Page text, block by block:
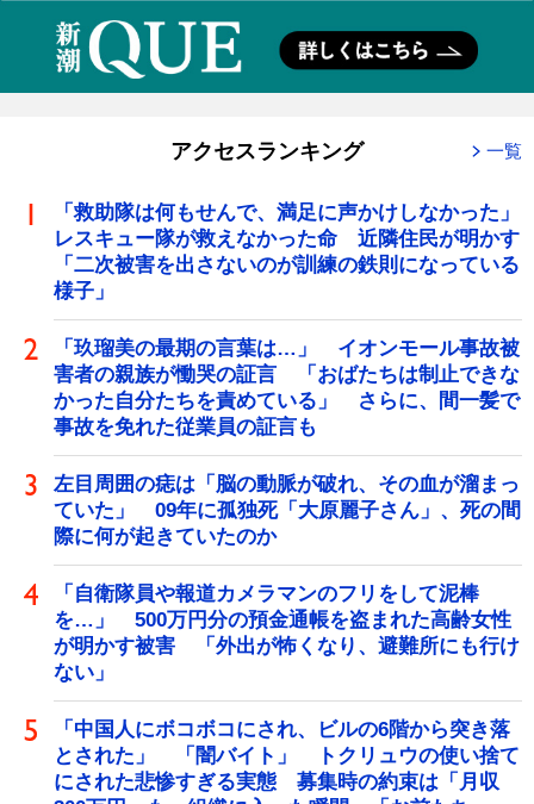
アクセスランキング 一覧
「救助隊は何もせんで、満足に声かけしなかった」
レスキュー隊が救えなかった命 近隣住民が明かす
「二次被害を出さないのが訓練の鉄則になっている
様子」
「玖瑠美の最期の言葉は…」 イオンモール事故被
害者の親族が慟哭の証言 「おばたちは制止できな
かった自分たちを責めている」 さらに、間一髪で
事故を免れた従業員の証言も
左目周囲の痣は「脳の動脈が破れ、その血が溜まっ
ていた」 09年に孤独死「大原麗子さん」、死の間
際に何が起きていたのか
「自衛隊員や報道カメラマンのフリをして泥棒
を…」 500万円分の預金通帳を盗まれた高齢女性
が明かす被害 「外出が怖くなり、避難所にも行け
ない」
「中国人にボコボコにされ、ビルの6階から突き落
とされた」 「闇バイト」 トクリュウの使い捨て
にされた悲惨すぎる実態 募集時の約束は「月収